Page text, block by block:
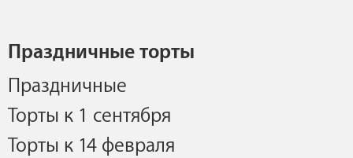
Праздничные торты
Праздничные
Торты к 1 сентября
Торты к 14 февраля